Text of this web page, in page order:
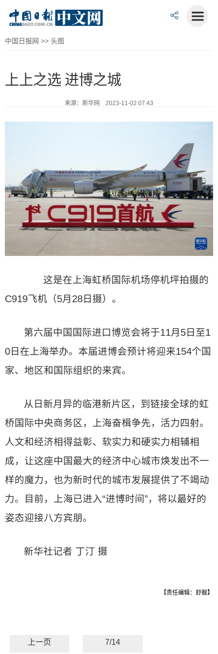
中国日报网 >> 头图
上上之选 进博之城
来源：新华网 2023-11-02 07:43
这是在上海虹桥国际机场停机坪拍摄的
C919飞机（5月28日摄）。
第六届中国国际进口博览会将于11月5日至1
0日在上海举办。本届进博会预计将迎来154个国
家、地区和国际组织的来宾。
从日新月异的临港新片区，到链接全球的虹
桥国际中央商务区，上海奋楫争先，活力四射。
人文和经济相得益彰、软实力和硬实力相辅相
成，让这座中国最大的经济中心城市焕发出不一
样的魔力，也为新时代的城市发展提供了不竭动
力。目前，上海已进入“进博时间”，将以最好的
姿态迎接八方宾朋。
新华社记者 丁汀 摄
【责任编辑：舒靓】
上一页 7/14